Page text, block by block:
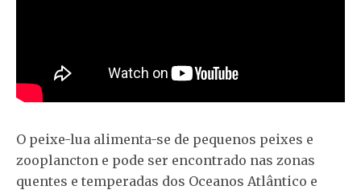
O peixe-lua alimenta-se de pequenos peixes e
zooplancton e pode ser encontrado nas zonas
quentes e temperadas dos Oceanos Atlântico e